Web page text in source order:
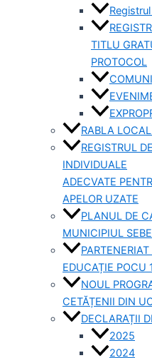
TITLU
PROTOCOL
RABLA
REGISTRUL
INDIVIDUALE
ADECVATE
APELOR UZATE
PLANUL DE
MUNICIPIUL
EDUCAȚIE POCU
NOUL
CETĂȚENII DIN
DECLARAȚII
2025
2024